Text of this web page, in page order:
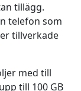
tillägg.
telefon som
tillverkade
med till
till 100 GB